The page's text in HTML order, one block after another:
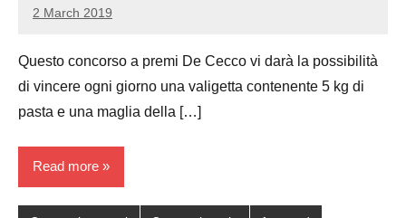
2 March 2019
Luca
No
Questo concorso a premi De Cecco vi darà la possibilità
di vincere ogni giorno una valigetta contenente 5 kg di
pasta e una maglia della […]
Read more